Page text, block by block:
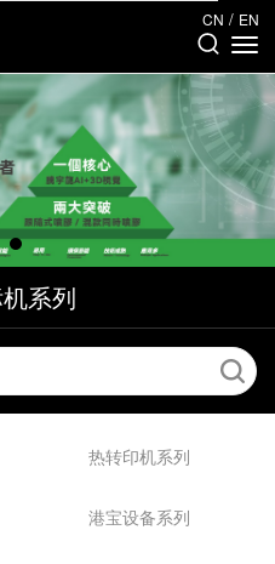
CN / EN
系列
热转印机系列
港宝设备系列